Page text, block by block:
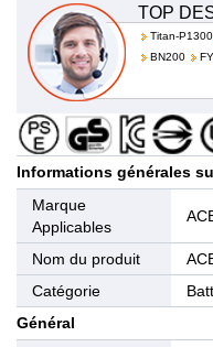
TOP
Titan-
BN200
Informations générales
Marque
Applicables
Nom du produit
Catégorie
Général